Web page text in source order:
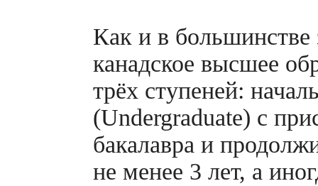
Как и в большинстве
канадское высшее
трёх ступеней:
(Undergraduate) с
бакалавра и
не менее 3 лет, а